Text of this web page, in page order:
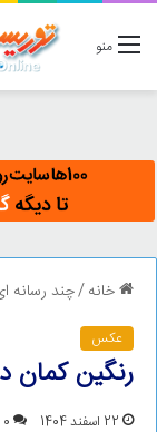
منو
خانه/چند رسانه
عکس
رنگین کمان
22 اسفند 1404 0